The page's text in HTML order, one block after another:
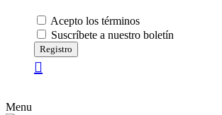
Acepto los términos
Suscríbete a nuestro boletín
Registro
Menu